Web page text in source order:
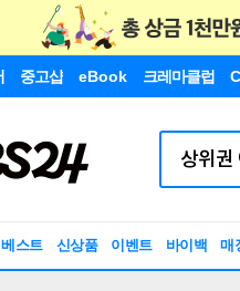
중고샵 eBook 크레마클럽
베스트 신상품 이벤트 바이백 매